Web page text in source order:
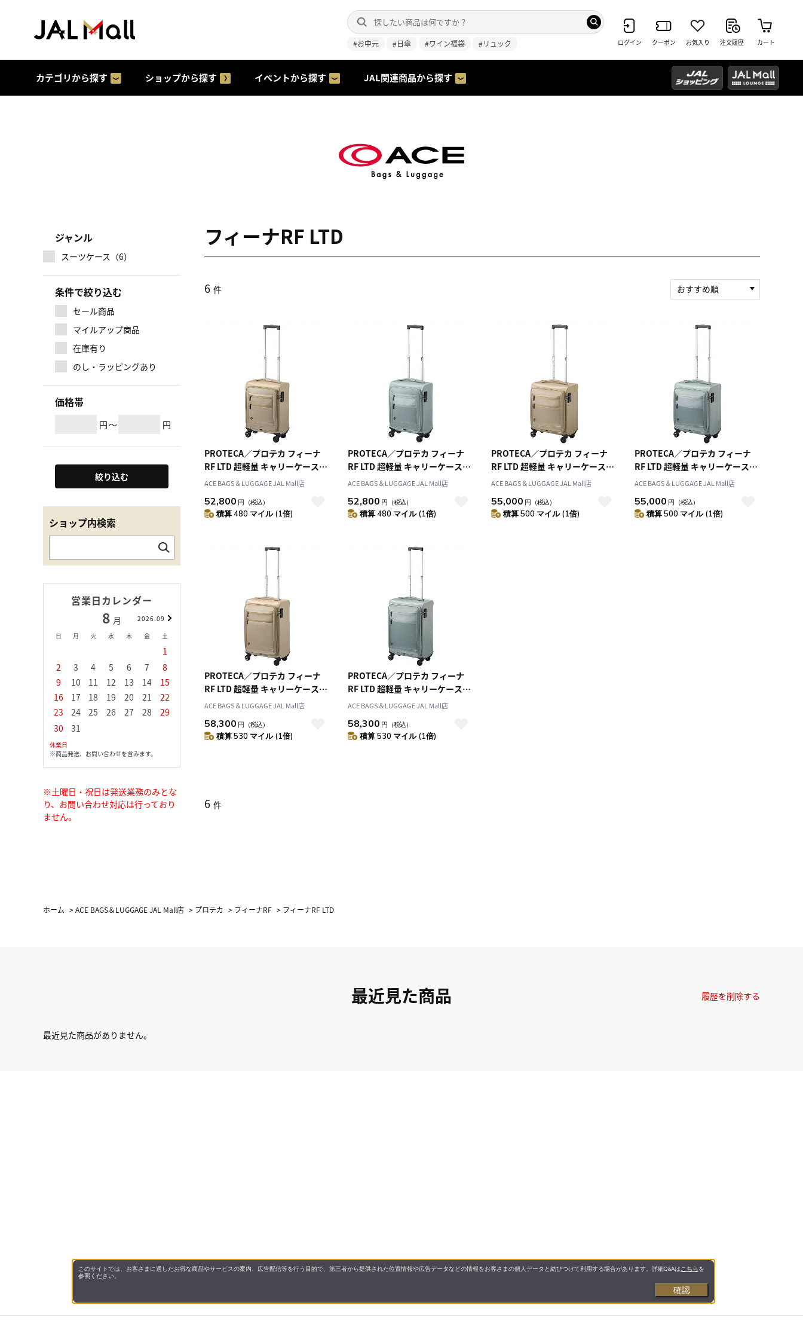
#お中元 #日傘 #ワイン福袋 #リュック ログイン クーポン お気入り 注文履歴 カート
カテゴリから探す ショップから探す イベントから探す JAL関連商品から探す
マイルアップ商品
条件で絞り込む
セール商品
在庫有り
のし・ラッピングあり
価格帯
円～ 円
ジャンル
スーツケース（6）
絞り込む
ショップ内検索
営業日カレンダー
8 月
2026.09
日
月 火 水 木 金 土
1
2
3 4 5 6 7
8
9
10 11 12 13 14
15
16
17 18 19 20 21
22
23
24 25 26 27 28
29
30
31
9月
2026.10
水
2 3
11
14 15 16 17 18
19
22 23 24
26
月
2026.11
金
1 2
9
12 13 14 15 16
17
21 22 23
24
26 27 28 29 30 31
休業日
※商品発送、お問い合わせを含みます。
※土曜日・祝日は発送業務のみとな
り、お問い合わせ対応は行っており
ません。
フィーナRF LTD
6 件
おすすめ順
積算マイル率（高い
レビュー件数（多い
順）
レビュー評価（高い
順）
価格（安い順）
価格（高い順）
PROTECA／プロテカ フィーナ
RF LTD 超軽量 キャリーケース
18L 1.8kg 13061
ACE BAGS＆LUGGAGE JAL Mall店
52,800 円 （税込）
積算 480 マイル (1倍)
PROTECA／プロテカ フィーナ
RF LTD 超軽量 キャリーケース
18L 1.8kg 13061
ACE BAGS＆LUGGAGE JAL Mall店
52,800 円 （税込）
積算 480 マイル (1倍)
PROTECA／プロテカ フィーナ
RF LTD 超軽量 キャリーケース
24L 1.9kg 13062
ACE BAGS＆LUGGAGE JAL Mall店
55,000 円 （税込）
積算 500 マイル (1倍)
PROTECA／プロテカ フィーナ
RF LTD 超軽量 キャリーケース
24L 1.9kg 13062
ACE BAGS＆LUGGAGE JAL Mall店
55,000 円 （税込）
積算 500 マイル (1倍)
PROTECA／プロテカ フィーナ
RF LTD 超軽量 キャリーケース
29L 2.0kg 13063
ACE BAGS＆LUGGAGE JAL Mall店
58,300 円 （税込）
積算 530 マイル (1倍)
PROTECA／プロテカ フィーナ
RF LTD 超軽量 キャリーケース
29L 2.0kg 13063
ACE BAGS＆LUGGAGE JAL Mall店
58,300 円 （税込）
積算 530 マイル (1倍)
6 件
ホーム >ACE BAGS＆LUGGAGE JAL Mall店 > プロテカ > フィーナRF > フィーナRF LTD
最近見た商品
最近見た商品がありません。
履歴を削除する
このサイトでは、お客さまに適したお得な商品やサービスの案内、広告配信等を行う目的で、第三者から提供された位置情報や広告データなどの情報をお客さまの個人データと結びつけて利用する場合があります。詳細Q&Aは こちらを
参照ください。
確認